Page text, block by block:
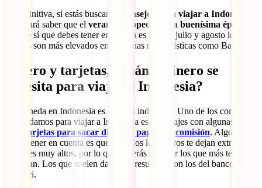
En definitiva, si estás buscando
consejos para viajar a Indonesia
te gustará saber que el verano europeo es una buenísima época
Lo que sí que debes tener en cuenta es que en julio y agosto los
precios son más elevados en las zonas más turísticas como Bali.
Dinero y tarjetas, ¿cuánto dinero se
necesita para viajar a Indonesia?
La moneda en Indonesia es la rupia indonesia. Uno de los consejos
que te damos para viajar a Indonesia es que viajes con algunas de
tarjetas para sacar dinero y pagar sin comisión. Algo que
debes tener en cuenta es que no todos los cajeros te dejan extraer
importes muy altos, por lo que deberás estudiar los que más te
interesan. Los que suelen dar buen resultado son los del banco
Mandiri.